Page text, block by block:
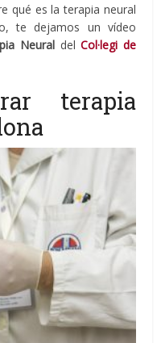
qué es la terapia neural
te dejamos un vídeo
NeuraldelCol·legi de
terapia